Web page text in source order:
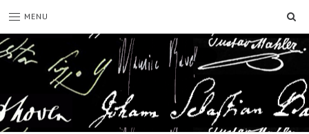
MENU